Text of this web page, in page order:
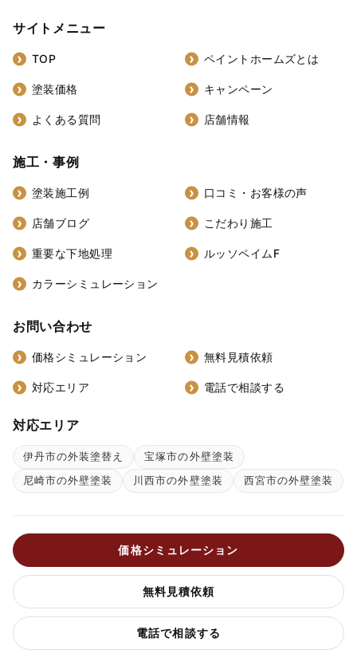
サイトメニュー
TOP ペイントホームズとは
塗装価格 キャンペーン
よくある質問 店舗情報
施工・事例
塗装施工例 口コミ・お客様の声
店舗ブログ こだわり施工
重要な下地処理 ルッソペイムF
カラーシミュレーション
お問い合わせ
価格シミュレーション 無料見積依頼
対応エリア 電話で相談する
対応エリア
伊丹市の外装塗替え
宝塚市の外壁塗装
尼崎市の外壁塗装
川西市の外壁塗装 西宮市の外壁塗装
価格シミュレーション
無料見積依頼
電話で相談する